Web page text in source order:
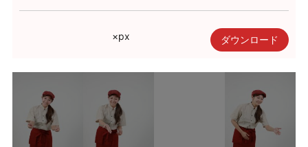
×px ダウンロード